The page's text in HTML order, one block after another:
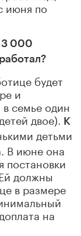
июня по
3 000
будет
и
семье один
двое).
К
детьми
В июне она
постановки
должны
в размере
на